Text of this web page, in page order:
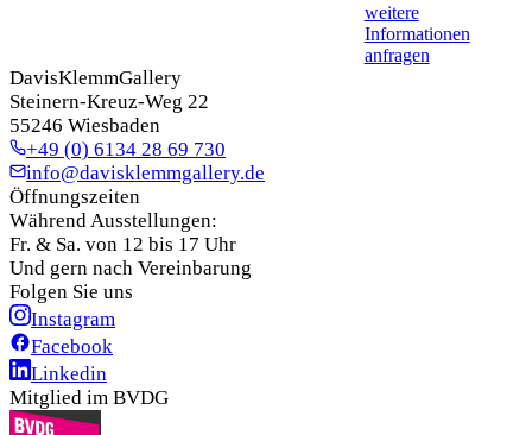
weitere
Informationen
anfragen
DavisKlemmGallery
Steinern-Kreuz-Weg 22
55246 Wiesbaden
+49 (0) 6134 28 69 730
info@davisklemmgallery.de
Öffnungszeiten
Während Ausstellungen:
Fr. & Sa. von 12 bis 17 Uhr
Und gern nach Vereinbarung
Folgen Sie uns
Instagram
Facebook
Linkedin
Mitglied im BVDG